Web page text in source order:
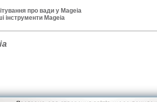
про вади у Mageia
інструменти Mageia